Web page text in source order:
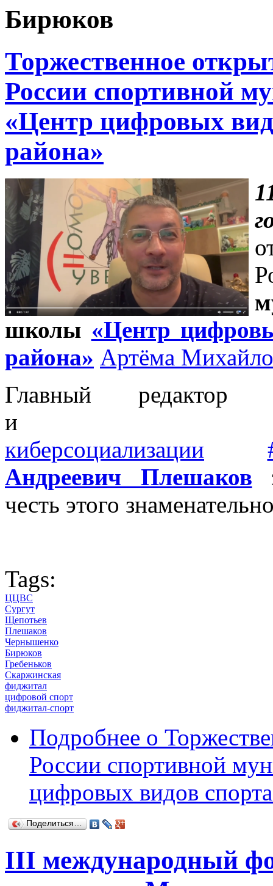
Бирюков
Торжественное
России спортивной
«Центр цифровых
района»
школы «Центр
района» Артёма
Главный редактор
киберсоциализации
Андреевич Плешаков
честь этого
Tags:
ЦЦВС
Сургут
Щепотьев
Плешаков
Чернышенко
Бирюков
Гребеньков
Скаржинская
фиджитал
цифровой спорт
фиджитал-спорт
Подробнее о
России спортивной
цифровых видов
Поделиться…
III международный